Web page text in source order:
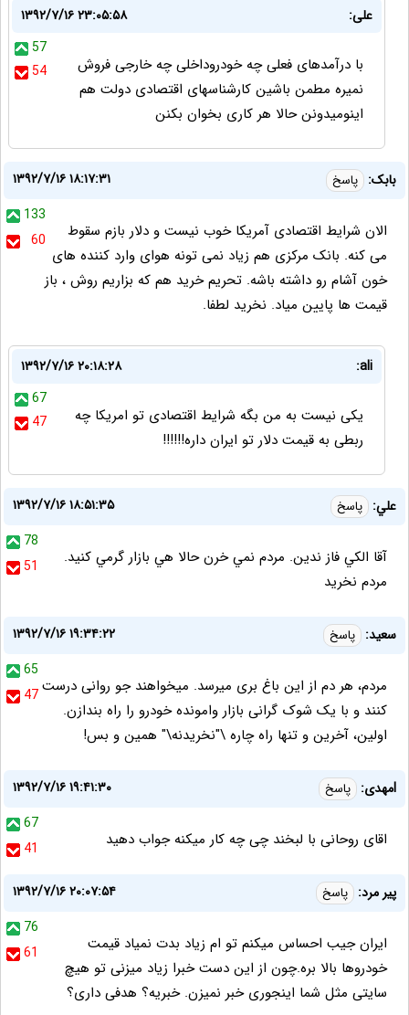
علی:
۱۳۹۲/۷/۱۶ ۲۳:۰۵:۵۸
57
54
با درآمدهای فعلی چه خودروداخلی چه خارجی فروش
نمیره مطمن باشین کارشناسهای اقتصادی دولت هم
اینومیدونن حالا هر کاری بخوان بکنن
بابک: پاسخ
۱۳۹۲/۷/۱۶ ۱۸:۱۷:۳۱
133
60
الان شرایط اقتصادی آمریکا خوب نیست و دلار بازم سقوط
می کنه. بانک مرکزی هم زیاد نمی تونه هوای وارد کننده های
خون آشام رو داشته باشه. تحریم خرید هم که بزاریم روش ، باز
قیمت ها پایین میاد. نخرید لطفا.
ali:
۱۳۹۲/۷/۱۶ ۲۰:۱۸:۲۸
67
47
یکی نیست به من بگه شرایط اقتصادی تو امریکا چه
ربطی به قیمت دلار تو ایران داره!!!!!!
علي: پاسخ
۱۳۹۲/۷/۱۶ ۱۸:۵۱:۳۵
78
51
آقا الكي فاز ندين. مردم نمي خرن حالا هي بازار گرمي كنيد.
مردم نخريد
سعید: پاسخ
۱۳۹۲/۷/۱۶ ۱۹:۳۴:۲۲
65
47مردم، هر دم از این باغ بری میرسد. میخواهند جو روانی درست
کنند و با یک شوک گرانی بازار وامونده خودرو را راه بندازن.
اولین، آخرین و تنها راه چاره \"نخریدنه\" همین و بس!
lمهدی: پاسخ
۱۳۹۲/۷/۱۶ ۱۹:۴۱:۳۰
67
41
اقای روحانی با لبخند چی چه کار میکنه جواب دهید
پیر مرد: پاسخ
۱۳۹۲/۷/۱۶ ۲۰:۰۷:۵۴
76
61
ایران جیب احساس میکنم تو ام زیاد بدت نمیاد قیمت
خودروها بالا بره.چون از این دست خبرا زیاد میزنی تو هیچ
سایتی مثل شما اینجوری خبر نمیزن. خبریه؟ هدفی داری؟